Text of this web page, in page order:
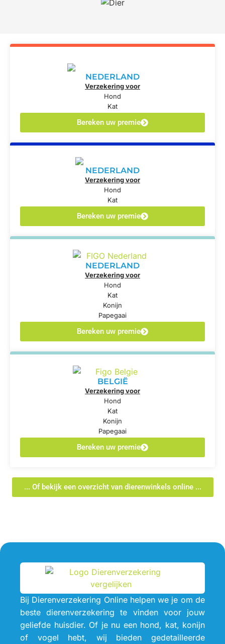
NEDERLAND
Verzekering voor
Hond
Kat
Bereken uw premie
NEDERLAND
Verzekering voor
Hond
Kat
Bereken uw premie
NEDERLAND
Verzekering voor
Hond
Kat
Konijn
Papegaai
Bereken uw premie
BELGIË
Verzekering voor
Hond
Kat
Konijn
Papegaai
Bereken uw premie
... Of bekijk een overzicht van dierenwinkels online ...
Bij Dierenverzekering Online helpen we je om de
beste dierenverzekering te vinden voor jouw
geliefde huisdier. Of je nu een hond, kat, konijn
of vogel hebt, wij bieden gedetailleerde